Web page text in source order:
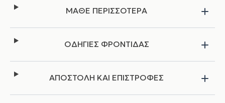
ΜΑΘΕ ΠΕΡΙΣΣΟΤΕΡΑ
ΟΔΗΓΙΕΣ ΦΡΟΝΤΙΔΑΣ
ΑΠΟΣΤΟΛΗ ΚΑΙ ΕΠΙΣΤΡΟΦΕΣ